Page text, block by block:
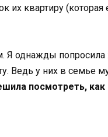
их квартиру
однажды попросила
Ведь у них в
посмотреть, как